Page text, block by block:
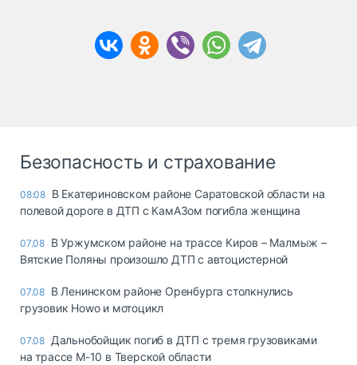
Безопасность и страхование
08:08 В Екатериновском районе Саратовской области на
полевой дороге в ДТП с КамАЗом погибла женщина
07.08 В Уржумском районе на трассе Киров – Малмыж –
Вятские Поляны произошло ДТП с автоцистерной
07.08 В Ленинском районе Оренбурга столкнулись
грузовик Howo и мотоцикл
07.08 Дальнобойщик погиб в ДТП с тремя грузовиками
на трассе М-10 в Тверской области